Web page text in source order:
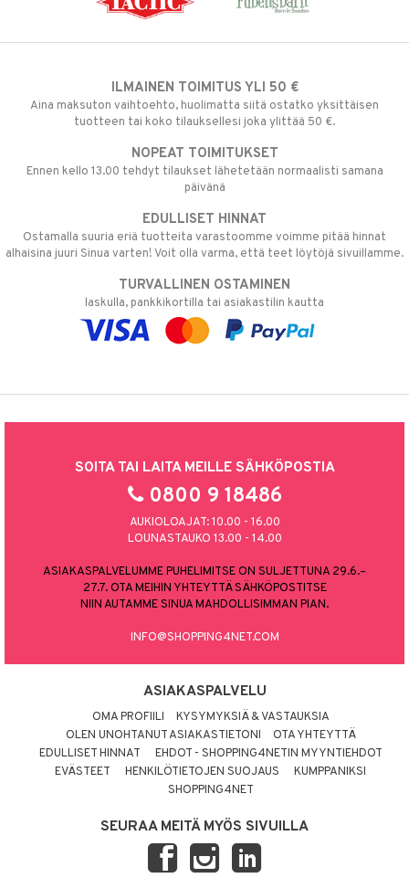
ILMAINEN TOIMITUS YLI 50 €
Aina maksuton vaihtoehto, huolimatta siitä ostatko yksittäisen
tuotteen tai koko tilauksellesi joka ylittää 50 €.
NOPEAT TOIMITUKSET
Ennen kello 13.00 tehdyt tilaukset lähetetään normaalisti samana
päivänä
EDULLISET HINNAT
Ostamalla suuria eriä tuotteita varastoomme voimme pitää hinnat
alhaisina juuri Sinua varten! Voit olla varma, että teet löytöjä sivuillamme.
TURVALLINEN OSTAMINEN
laskulla, pankkikortilla tai asiakastilin kautta
SOITA TAI LAITA MEILLE SÄHKÖPOSTIA
0800 9 18486
AUKIOLOAJAT: 10.00 - 16.00
LOUNASTAUKO 13.00 - 14.00
ASIAKASPALVELUMME PUHELIMITSE ON SULJETTUNA 29.6.–
27.7. OTA MEIHIN YHTEYTTÄ SÄHKÖPOSTITSE
NIIN AUTAMME SINUA MAHDOLLISIMMAN PIAN.
INFO@SHOPPING4NET.COM
ASIAKASPALVELU
OMA PROFIILI
KYSYMYKSIÄ & VASTAUKSIA
OLEN UNOHTANUT ASIAKASTIETONI
OTA YHTEYTTÄ
EDULLISET HINNAT
EHDOT - SHOPPING4NETIN MYYNTIEHDOT
EVÄSTEET
HENKILÖTIETOJEN SUOJAUS
KUMPPANIKSI
SHOPPING4NET
SEURAA MEITÄ MYÖS SIVUILLA